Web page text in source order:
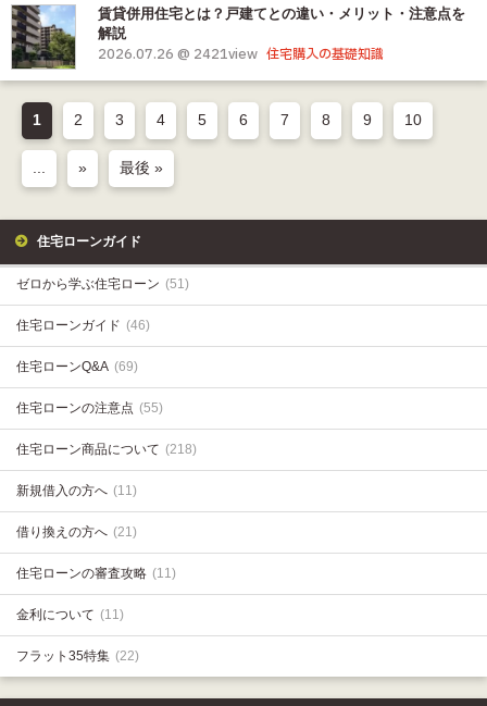
賃貸併用住宅とは？戸建てとの違い・メリット・注意点を
解説
2026.07.26 @ 2421view 住宅購入の基礎知識
1 2 3 4 5 6 7 8 9 10
... » 最後 »
住宅ローンガイド
ゼロから学ぶ住宅ローン (51)
住宅ローンガイド (46)
住宅ローンQ&A (69)
住宅ローンの注意点 (55)
住宅ローン商品について (218)
新規借入の方へ (11)
借り換えの方へ (21)
住宅ローンの審査攻略 (11)
金利について (11)
フラット35特集 (22)